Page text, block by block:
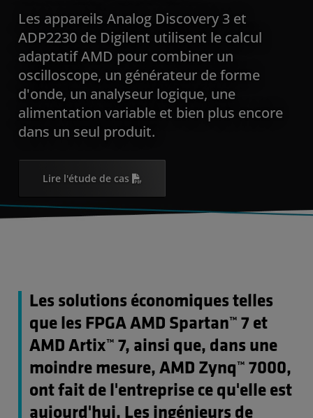
Les appareils Analog Discovery 3 et
ADP2230 de Digilent utilisent le calcul
adaptatif AMD pour combiner un
oscilloscope, un générateur de forme
d'onde, un analyseur logique, une
alimentation variable et bien plus encore
dans un seul produit.
Lire l'étude de cas
Les solutions économiques telles
que les FPGA AMD Spartan™ 7 et
AMD Artix™ 7, ainsi que, dans une
moindre mesure, AMD Zynq™ 7000,
ont fait de l'entreprise ce qu'elle est
aujourd'hui. Les ingénieurs de